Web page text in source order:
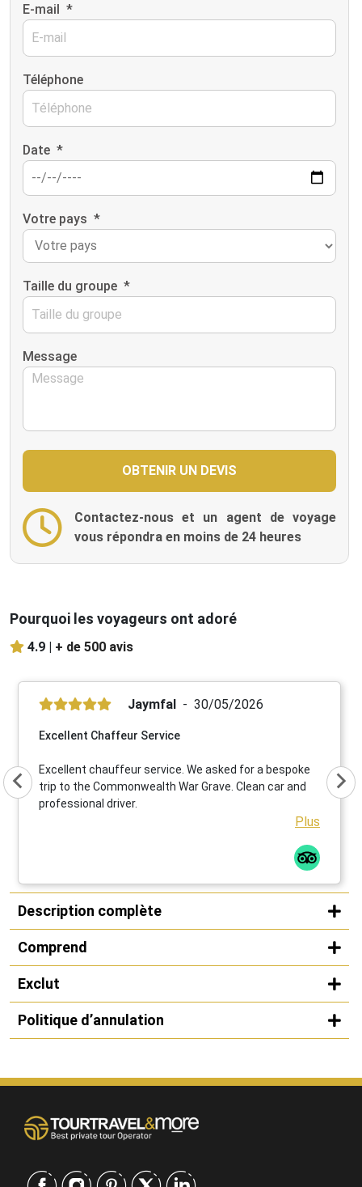
E-mail *
Téléphone
Date *
Votre pays *
Taille du groupe *
Message
Contactez-nous et un agent de voyage
vous répondra en moins de 24 heures
Pourquoi les voyageurs ont adoré
4.9 | + de 500 avis
Jaymfal 30/05/2026
Excellent Chaffeur Service
Excellent chauffeur service. We asked for a bespoke
trip to the Commonwealth War Grave. Clean car and
professional driver.
Plus
Description complète
Comprend
Exclut
Politique d’annulation